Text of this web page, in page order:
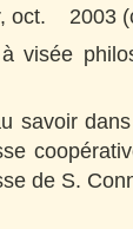
oct. 2003
visée
savoir
de S.